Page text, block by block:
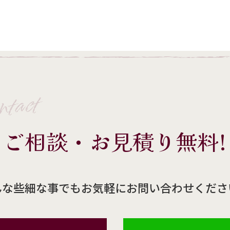
ご相談・お見積り無料!
些細な事でもお気軽にお問い合わせくだ